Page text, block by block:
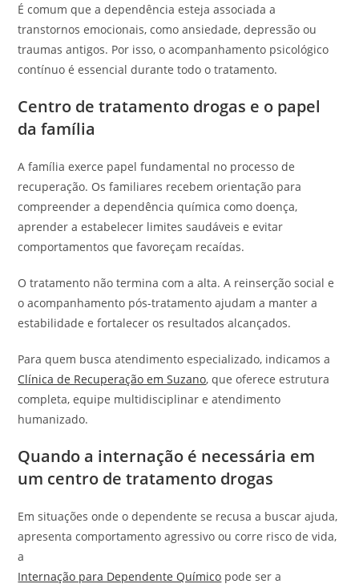
É comum que a dependência esteja associada a
transtornos emocionais, como ansiedade, depressão ou
traumas antigos. Por isso, o acompanhamento psicológico
contínuo é essencial durante todo o tratamento.
Centro de tratamento drogas e o papel
da família
A família exerce papel fundamental no processo de
recuperação. Os familiares recebem orientação para
compreender a dependência química como doença,
aprender a estabelecer limites saudáveis e evitar
comportamentos que favoreçam recaídas.
O tratamento não termina com a alta. A reinserção social e
o acompanhamento pós-tratamento ajudam a manter a
estabilidade e fortalecer os resultados alcançados.
Para quem busca atendimento especializado, indicamos a
Clínica de Recuperação em Suzano, que oferece estrutura
completa, equipe multidisciplinar e atendimento
humanizado.
Quando a internação é necessária em
um centro de tratamento drogas
Em situações onde o dependente se recusa a buscar ajuda,
apresenta comportamento agressivo ou corre risco de vida,
a
Internação para Dependente Químico pode ser a